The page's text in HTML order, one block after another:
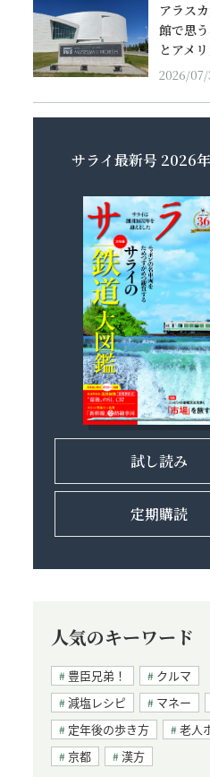
アラス
館で思
とアメ
2026/07/
サライ最新号 2026年
試し読み
定期購読
人気のキーワード
豊臣兄弟！
クルマ
減塩レシピ
マネー
定年後の歩き方
老人
京都
漢方